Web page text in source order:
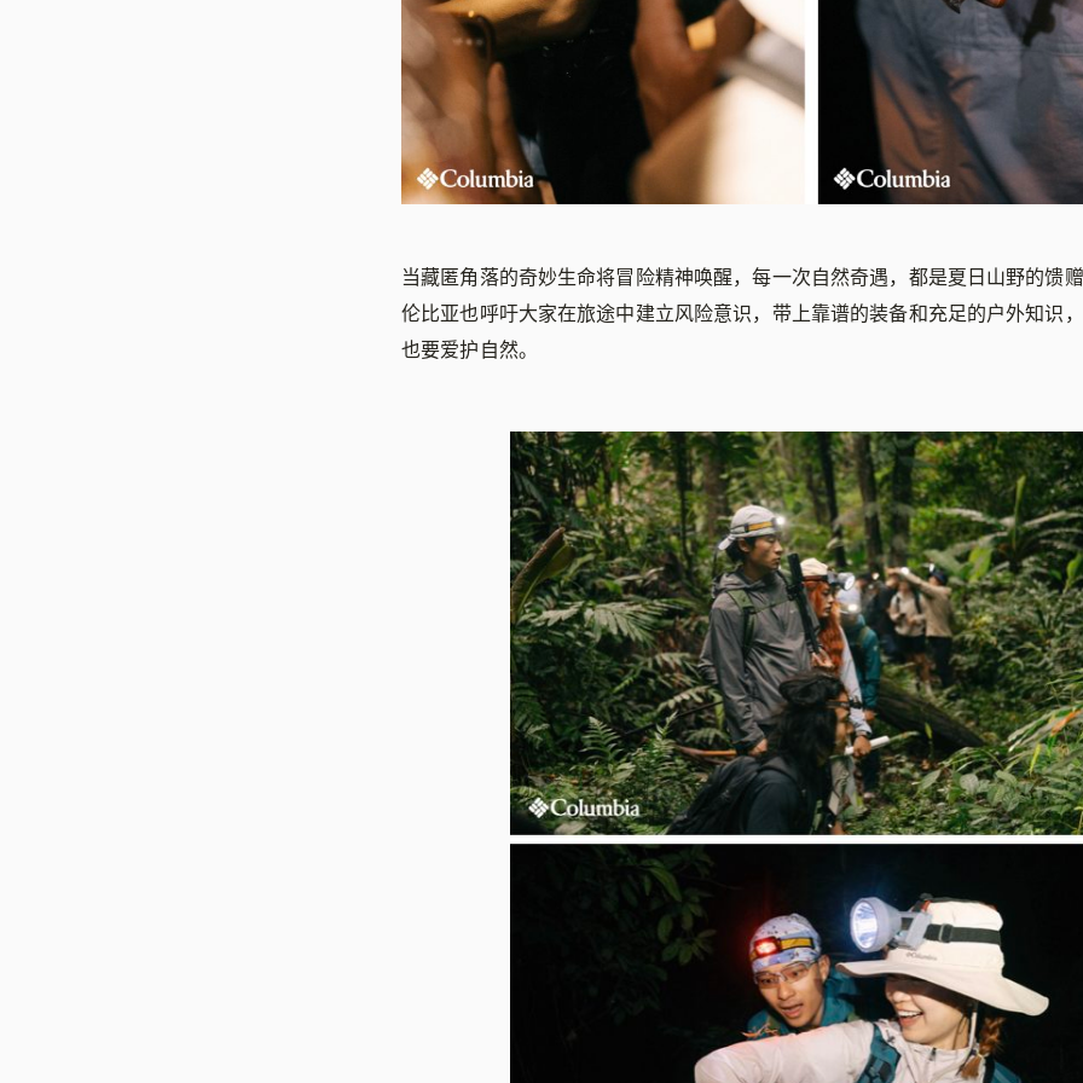
当藏匿角落的奇妙生命将冒险精神唤醒，每一次自然奇遇，都是夏日山野的馈
伦比亚也呼吁大家在旅途中建立风险意识，带上靠谱的装备和充足的户外知识
也要爱护自然。